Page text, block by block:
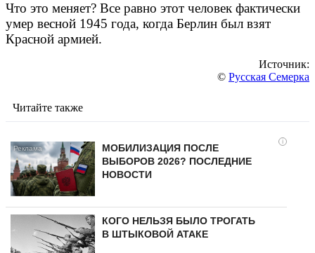
Что это меняет? Все равно этот человек фактически
умер весной 1945 года, когда Берлин был взят
Красной армией.
Источник:
© Русская Семерка
Читайте также
i
МОБИЛИЗАЦИЯ ПОСЛЕ
ВЫБОРОВ 2026? ПОСЛЕДНИЕ
НОВОСТИ
КОГО НЕЛЬЗЯ БЫЛО ТРОГАТЬ
В ШТЫКОВОЙ АТАКЕ